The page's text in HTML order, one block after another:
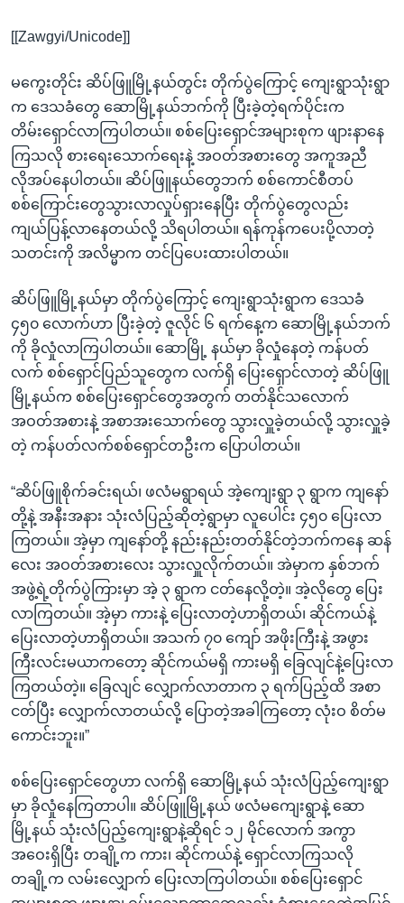
ရှာဖွေ
နေရာ
သို့
ကျော်
ရန်
[[Zawgyi/Unicode]]
မကွေးတိုင်း ဆိပ်ဖြူမြို့နယ်တွင်း တိုက်ပွဲကြောင့် ကျေးရွာသုံးရွာ
က ဒေသခံတွေ ဆောမြို့နယ်ဘက်ကို ပြီးခဲ့တဲ့ရက်ပိုင်းက
တိမ်းရှောင်လာကြပါတယ်။ စစ်ပြေးရှောင်အများစုက ဖျားနာနေ
ကြသလို စားရေးသောက်ရေးနဲ့ အဝတ်အစားတွေ အကူအညီ
လိုအပ်နေပါတယ်။ ဆိပ်ဖြူနယ်တွေဘက် စစ်ကောင်စီတပ်
စစ်ကြောင်းတွေသွားလာလှုပ်ရှားနေပြီး တိုက်ပွဲတွေလည်း
ကျယ်ပြန့်လာနေတယ်လို့ သိရပါတယ်။ ရန်ကုန်ကပေးပို့လာတဲ့
သတင်းကို အလိမ္မာက တင်ပြပေးထားပါတယ်။
ဆိပ်ဖြူမြို့နယ်မှာ တိုက်ပွဲကြောင့် ကျေးရွာသုံးရွာက ဒေသခံ
၄၅၀ လောက်ဟာ ပြီးခဲ့တဲ့ ဇူလိုင် ၆ ရက်နေ့က ဆောမြို့နယ်ဘက်
ကို ခိုလှုံလာကြပါတယ်။ ဆောမြို့ နယ်မှာ ခိုလှုံနေတဲ့ ကန်ပတ်
လက် စစ်ရှောင်ပြည်သူတွေက လက်ရှိ ပြေးရှောင်လာတဲ့ ဆိပ်ဖြူ
မြို့နယ်က စစ်ပြေးရှောင်တွေအတွက် တတ်နိုင်သလောက်
အဝတ်အစားနဲ့ အစာအးသောက်တွေ သွားလှူခဲ့တယ်လို့ သွားလှူခဲ့
တဲ့ ကန်ပတ်လက်စစ်ရှောင်တဦးက ပြောပါတယ်။
“ဆိပ်ဖြူစိုက်ခင်းရယ်၊ ဖလံမရွာရယ် အဲ့ကျေးရွာ ၃ ရွာက ကျနော်
တို့နဲ့ အနီးအနား သုံးလံပြည့်ဆိုတဲ့ရွာမှာ လူပေါင်း ၄၅၀ ပြေးလာ
ကြတယ်။ အဲ့မှာ ကျနော်တို့ နည်းနည်းတတ်နိုင်တဲ့ဘက်ကနေ ဆန်
လေး အဝတ်အစားလေး သွားလှူလိုက်တယ်။ အဲမှာက နှစ်ဘက်
အဖွဲ့ရဲ့တိုက်ပွဲကြားမှာ အဲ့ ၃ ရွာက ငတ်နေလို့တဲ့။ အဲ့လိုတွေ ပြေး
လာကြတယ်။ အဲ့မှာ ကားနဲ့ ပြေးလာတဲ့ဟာရှိတယ်၊ ဆိုင်ကယ်နဲ့
ပြေးလာတဲ့ဟာရှိတယ်။ အသက် ၇၀ ကျော် အဖိုးကြီးနဲ့ အဖွား
ကြီးလင်းမယာကတော့ ဆိုင်ကယ်မရှိ ကားမရှိ ခြေလျင်နဲ့ပြေးလာ
ကြတယ်တဲ့။ ခြေလျင် လျှောက်လာတာက ၃ ရက်ပြည့်ထိ အစာ
ငတ်ပြီး လျှောက်လာတယ်လို့ ပြောတဲ့အခါကြတော့ လုံးဝ စိတ်မ
ကောင်းဘူး။”
စစ်ပြေးရှောင်တွေဟာ လက်ရှိ ဆောမြို့နယ် သုံးလံပြည့်ကျေးရွာ
မှာ ခိုလှုံနေကြတာပါ။ ဆိပ်ဖြူမြို့နယ် ဖလံမကျေးရွာနဲ့ ဆော
မြို့နယ် သုံးလံပြည့်ကျေးရွာနဲ့ဆိုရင် ၁၂ မိုင်လောက် အကွာ
အဝေးရှိပြီး တချို့က ကား၊ ဆိုင်ကယ်နဲ့ ရှောင်လာကြသလို
တချို့က လမ်းလျှောက် ပြေးလာကြပါတယ်။ စစ်ပြေးရှောင်